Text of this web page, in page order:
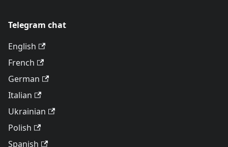
Telegram chat
English
French
German
Italian
Ukrainian
Polish
Spanish